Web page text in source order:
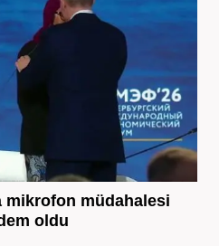
mikrofon müdahalesi
oldu